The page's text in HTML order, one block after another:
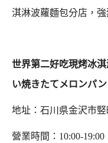
淇淋波蘿麵包分店，
世界第二好吃現烤冰
い焼きたてメロンパ
地址：石川県金沢市
營業時間：10:00-19:00